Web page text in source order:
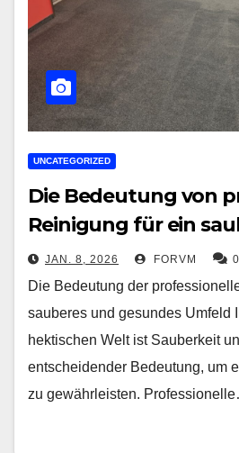
UNCATEGORIZED
Die Bedeutung von
Reinigung für ein
JAN. 8, 2026 FORVM
Die Bedeutung der
sauberes und gesundes Umfeld
hektischen Welt ist Sauberkeit
entscheidender Bedeutung, um
zu gewährleisten.